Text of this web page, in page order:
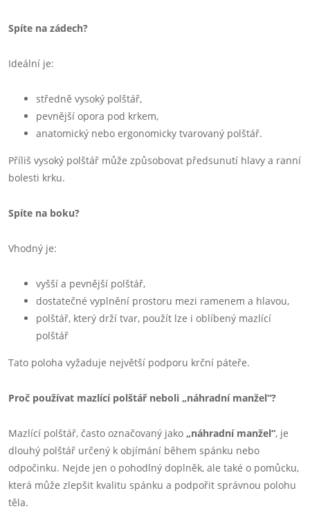
Spíte na zádech?
Ideální je:
středně vysoký polštář,
pevnější opora pod krkem,
anatomický nebo ergonomicky tvarovaný polštář.
Příliš vysoký polštář může způsobovat předsunutí hlavy a ranní
bolesti krku.
Spíte na boku?
Vhodný je:
vyšší a pevnější polštář,
dostatečné vyplnění prostoru mezi ramenem a hlavou,
polštář, který drží tvar, použít lze i oblíbený mazlící
polštář
Tato poloha vyžaduje největší podporu krční páteře.
Proč používat mazlící polštář neboli „náhradní manžel“?
Mazlící polštář, často označovaný jako „náhradní manžel“, je
dlouhý polštář určený k objímání během spánku nebo
odpočinku. Nejde jen o pohodlný doplněk, ale také o pomůcku,
která může zlepšit kvalitu spánku a podpořit správnou polohu
těla.